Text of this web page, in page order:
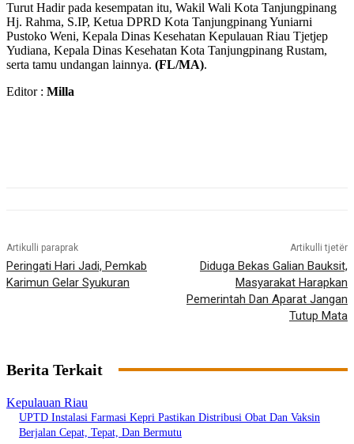
Turut Hadir pada kesempatan itu, Wakil Wali Kota Tanjungpinang
Hj. Rahma, S.IP, Ketua DPRD Kota Tanjungpinang Yuniarni
Pustoko Weni, Kepala Dinas Kesehatan Kepulauan Riau Tjetjep
Yudiana, Kepala Dinas Kesehatan Kota Tanjungpinang Rustam,
serta tamu undangan lainnya. (FL/MA).
Editor : Milla
Artikulli paraprak
Peringati Hari Jadi, Pemkab
Karimun Gelar Syukuran
Artikulli tjetër
Diduga Bekas Galian Bauksit,
Masyarakat Harapkan
Pemerintah Dan Aparat Jangan
Tutup Mata
Berita Terkait
Kepulauan Riau
UPTD Instalasi Farmasi Kepri Pastikan Distribusi Obat Dan Vaksin
Berjalan Cepat, Tepat, Dan Bermutu